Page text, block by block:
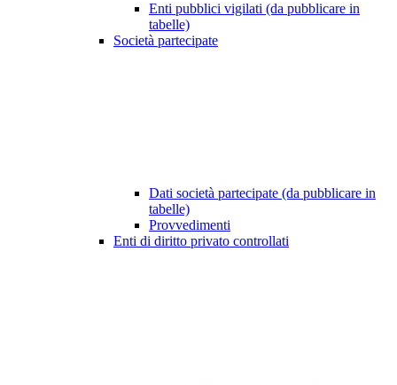
Enti pubblici vigilati (da pubblicare in
tabelle)
Società partecipate
Dati società partecipate (da pubblicare in
tabelle)
Provvedimenti
Enti di diritto privato controllati